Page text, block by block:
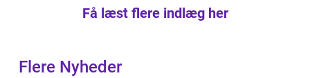
Få læst flere indlæg her
Flere Nyheder